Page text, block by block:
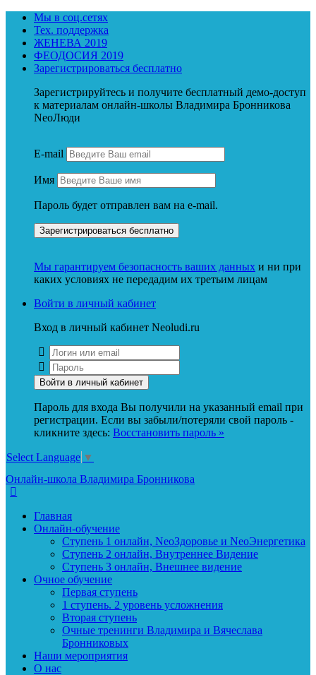
Мы в соц.сетях
Тех. поддержка
ЖЕНЕВА 2019
ФЕОДОСИЯ 2019
Зарегистрироваться бесплатно
Зарегистрируйтесь и получите бесплатный демо-доступ
к материалам онлайн-школы Владимира Бронникова
NeoЛюди
E-mail
Имя
Пароль будет отправлен вам на e-mail.
Мы гарантируем безопасность ваших данных и ни при
каких условиях не передадим их третьим лицам
Войти в личный кабинет
Вход в личный кабинет Neoludi.ru
Пароль для входа Вы получили на указанный email при
регистрации. Если вы забыли/потеряли свой пароль -
кликните здесь: Восстановить пароль »
Select Language ▼
Онлайн-школа Владимира Бронникова
Главная
Онлайн-обучение
Ступень 1 онлайн, NeoЗдоровье и NeoЭнергетика
Ступень 2 онлайн, Внутреннее Видение
Ступень 3 онлайн, Внешнее видение
Очное обучение
Первая ступень
1 ступень. 2 уровень усложнения
Вторая ступень
Очные тренинги Владимира и Вячеслава
Бронниковых
Наши мероприятия
О нас